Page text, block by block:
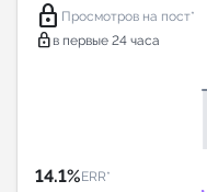
lock Просмотров на пост*
lock в первые 24 часа
14.1%ERR*